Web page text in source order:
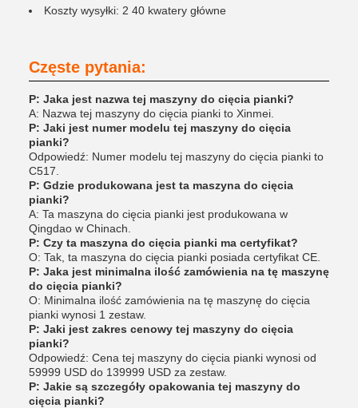
Koszty wysyłki: 2 40 kwatery główne
Częste pytania:
P: Jaka jest nazwa tej maszyny do cięcia pianki?
A: Nazwa tej maszyny do cięcia pianki to Xinmei.
P: Jaki jest numer modelu tej maszyny do cięcia
pianki?
Odpowiedź: Numer modelu tej maszyny do cięcia pianki to
C517.
P: Gdzie produkowana jest ta maszyna do cięcia
pianki?
A: Ta maszyna do cięcia pianki jest produkowana w
Qingdao w Chinach.
P: Czy ta maszyna do cięcia pianki ma certyfikat?
O: Tak, ta maszyna do cięcia pianki posiada certyfikat CE.
P: Jaka jest minimalna ilość zamówienia na tę maszynę
do cięcia pianki?
O: Minimalna ilość zamówienia na tę maszynę do cięcia
pianki wynosi 1 zestaw.
P: Jaki jest zakres cenowy tej maszyny do cięcia
pianki?
Odpowiedź: Cena tej maszyny do cięcia pianki wynosi od
59999 USD do 139999 USD za zestaw.
P: Jakie są szczegóły opakowania tej maszyny do
cięcia pianki?